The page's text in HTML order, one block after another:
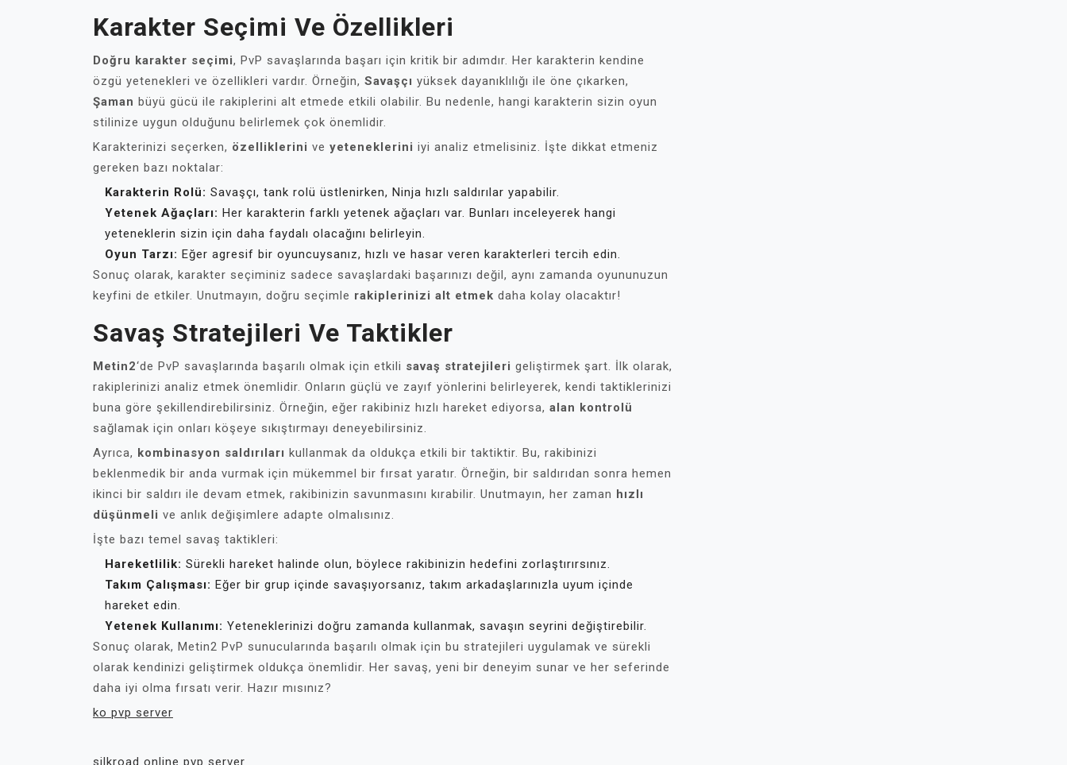
Karakter Seçimi Ve Özellikleri
Doğru karakter seçimi, PvP savaşlarında başarı için kritik bir adımdır. Her karakterin kendine
özgü yetenekleri ve özellikleri vardır. Örneğin, Savaşçı yüksek dayanıklılığı ile öne çıkarken,
Şaman büyü gücü ile rakiplerini alt etmede etkili olabilir. Bu nedenle, hangi karakterin sizin oyun
stilinize uygun olduğunu belirlemek çok önemlidir.
Karakterinizi seçerken, özelliklerini ve yeteneklerini iyi analiz etmelisiniz. İşte dikkat etmeniz
gereken bazı noktalar:
Karakterin Rolü: Savaşçı, tank rolü üstlenirken, Ninja hızlı saldırılar yapabilir.
Yetenek Ağaçları: Her karakterin farklı yetenek ağaçları var. Bunları inceleyerek hangi
yeteneklerin sizin için daha faydalı olacağını belirleyin.
Oyun Tarzı: Eğer agresif bir oyuncuysanız, hızlı ve hasar veren karakterleri tercih edin.
Sonuç olarak, karakter seçiminiz sadece savaşlardaki başarınızı değil, aynı zamanda oyununuzun
keyfini de etkiler. Unutmayın, doğru seçimle rakiplerinizi alt etmek daha kolay olacaktır!
Savaş Stratejileri Ve Taktikler
Metin2‘de PvP savaşlarında başarılı olmak için etkili savaş stratejileri geliştirmek şart. İlk olarak,
rakiplerinizi analiz etmek önemlidir. Onların güçlü ve zayıf yönlerini belirleyerek, kendi taktiklerinizi
buna göre şekillendirebilirsiniz. Örneğin, eğer rakibiniz hızlı hareket ediyorsa, alan kontrolü
sağlamak için onları köşeye sıkıştırmayı deneyebilirsiniz.
Ayrıca, kombinasyon saldırıları kullanmak da oldukça etkili bir taktiktir. Bu, rakibinizi
beklenmedik bir anda vurmak için mükemmel bir fırsat yaratır. Örneğin, bir saldırıdan sonra hemen
ikinci bir saldırı ile devam etmek, rakibinizin savunmasını kırabilir. Unutmayın, her zaman hızlı
düşünmeli ve anlık değişimlere adapte olmalısınız.
İşte bazı temel savaş taktikleri:
Hareketlilik: Sürekli hareket halinde olun, böylece rakibinizin hedefini zorlaştırırsınız.
Takım Çalışması: Eğer bir grup içinde savaşıyorsanız, takım arkadaşlarınızla uyum içinde
hareket edin.
Yetenek Kullanımı: Yeteneklerinizi doğru zamanda kullanmak, savaşın seyrini değiştirebilir.
Sonuç olarak, Metin2 PvP sunucularında başarılı olmak için bu stratejileri uygulamak ve sürekli
olarak kendinizi geliştirmek oldukça önemlidir. Her savaş, yeni bir deneyim sunar ve her seferinde
daha iyi olma fırsatı verir. Hazır mısınız?
ko pvp server
silkroad online pvp server